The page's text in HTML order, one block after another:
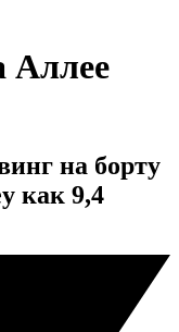
Аллее
на борту
как 9,4